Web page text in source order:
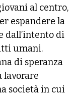
al centro,
espandere la
dall’intento di
umani.
di speranza
lavorare
società in cui